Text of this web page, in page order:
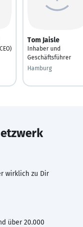
Tom Jaisle
Inhaber und
Geschäftsführer
Hamburg
wirklich zu Dir
über 20.000